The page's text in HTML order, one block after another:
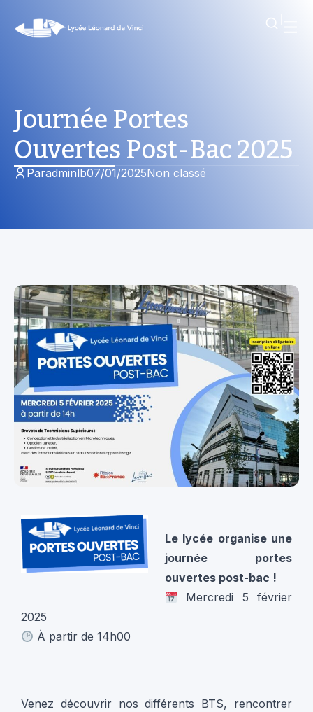
Journée Portes
Ouvertes Post-Bac 2025
Paradminlb07/01/2025Non classé
Le lycée organise une
journée portes
ouvertes post-bac !
Mercredi 5 février
2025
À partir de 14h00
Venez découvrir nos différents BTS, rencontrer